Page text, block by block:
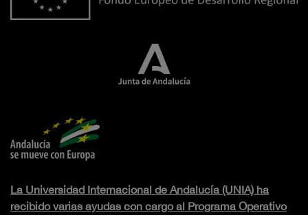
La Universidad Internacional de Andalucía (UNIA) ha
recibido varias ayudas con cargo al Programa Operativo